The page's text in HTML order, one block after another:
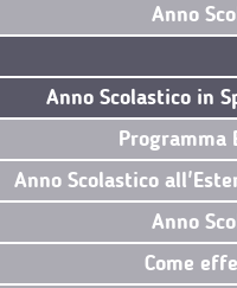
Anno
Anno Scolastico in
Programma
Anno Scolastico
Anno
Come